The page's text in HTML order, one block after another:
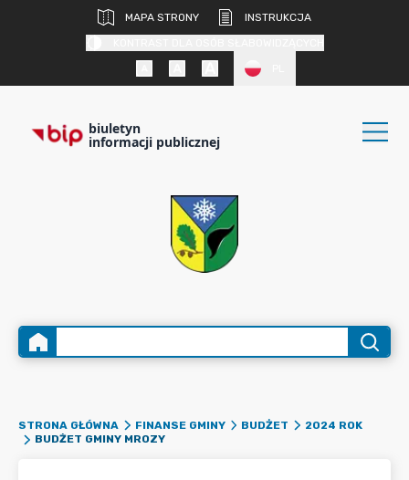
MAPA STRONY
INSTRUKCJA
biuletyn
informacji publicznej
STRONA GŁÓWNA FINANSE GMINY BUDŻET
2024 ROK
BUDŻET GMINY MROZY